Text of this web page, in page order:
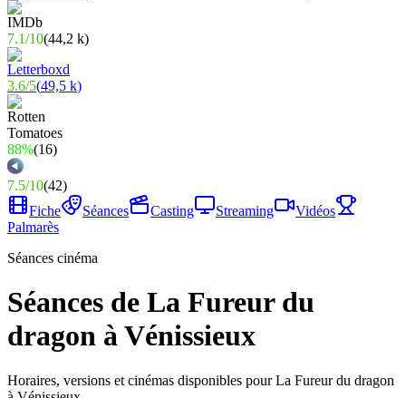
7.1/10(44,2 k)
3.6/5(49,5 k)
88%(16)
7.5/10(42)
Fiche
Séances Casting Streaming
Vidéos
Palmarès
Séances cinéma
Séances de La Fureur du
dragon à Vénissieux
Horaires, versions et cinémas disponibles pour La Fureur du dragon